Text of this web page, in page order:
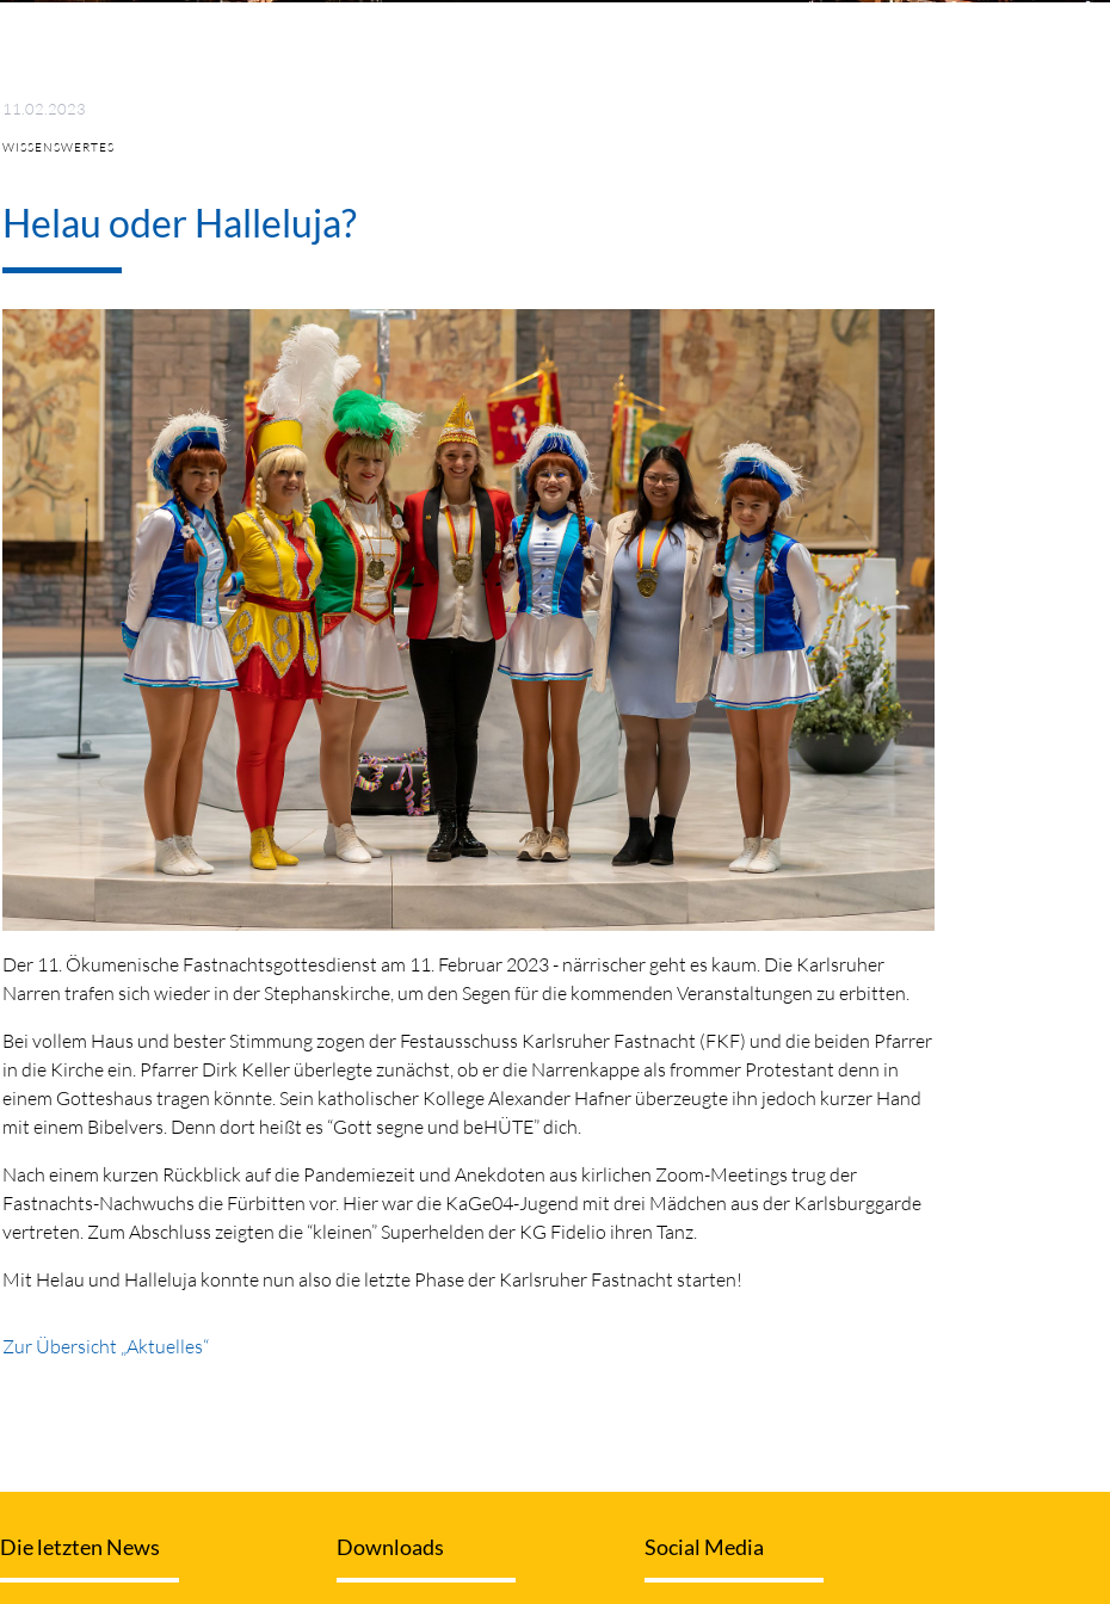
11.02.2023
WISSENSWERTES
Helau oder Halleluja?
Der 11. Ökumenische Fastnachtsgottesdienst am 11. Februar 2023 - närrischer geht es kaum. Die Karlsruher
Narren trafen sich wieder in der Stephanskirche, um den Segen für die kommenden Veranstaltungen zu erbitten.
Bei vollem Haus und bester Stimmung zogen der Festausschuss Karlsruher Fastnacht (FKF) und die beiden Pfarrer
in die Kirche ein. Pfarrer Dirk Keller überlegte zunächst, ob er die Narrenkappe als frommer Protestant denn in
einem Gotteshaus tragen könnte. Sein katholischer Kollege Alexander Hafner überzeugte ihn jedoch kurzer Hand
mit einem Bibelvers. Denn dort heißt es “Gott segne und beHÜTE” dich.
Nach einem kurzen Rückblick auf die Pandemiezeit und Anekdoten aus kirlichen Zoom-Meetings trug der
Fastnachts-Nachwuchs die Fürbitten vor. Hier war die KaGe04-Jugend mit drei Mädchen aus der Karlsburggarde
vertreten. Zum Abschluss zeigten die “kleinen” Superhelden der KG Fidelio ihren Tanz.
Mit Helau und Halleluja konnte nun also die letzte Phase der Karlsruher Fastnacht starten!
Zur Übersicht „Aktuelles“
Die letzten News Downloads Social Media